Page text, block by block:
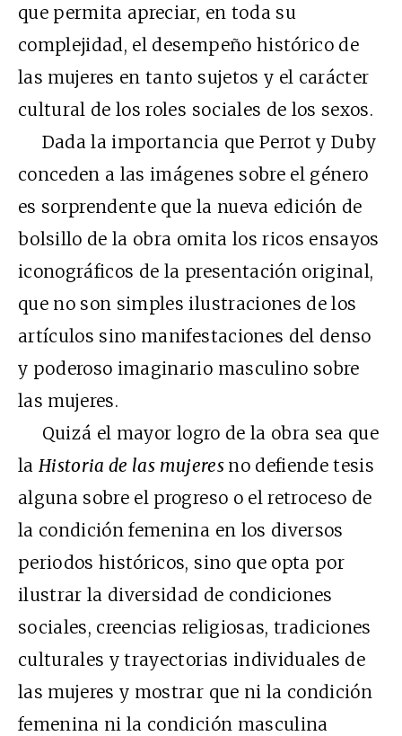
que permita apreciar, en toda su
complejidad, el desempeño histórico de
las mujeres en tanto sujetos y el carácter
cultural de los roles sociales de los sexos.
Dada la importancia que Perrot y Duby
conceden a las imágenes sobre el género
es sorprendente que la nueva edición de
bolsillo de la obra omita los ricos ensayos
iconográficos de la presentación original,
que no son simples ilustraciones de los
artículos sino manifestaciones del denso
y poderoso imaginario masculino sobre
las mujeres.
Quizá el mayor logro de la obra sea que
laHistoria de las mujeres no defiende tesis
alguna sobre el progreso o el retroceso de
la condición femenina en los diversos
periodos históricos, sino que opta por
ilustrar la diversidad de condiciones
sociales, creencias religiosas, tradiciones
culturales y trayectorias individuales de
las mujeres y mostrar que ni la condición
femenina ni la condición masculina